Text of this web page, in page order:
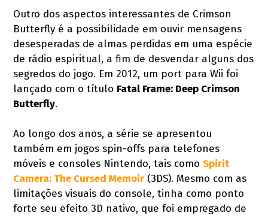
Outro dos aspectos interessantes de Crimson
Butterfly é a possibilidade em ouvir mensagens
desesperadas de almas perdidas em uma espécie
de rádio espiritual, a fim de desvendar alguns dos
segredos do jogo. Em 2012, um port para Wii foi
lançado com o título Fatal Frame: Deep Crimson
Butterfly.
Ao longo dos anos, a série se apresentou
também em jogos spin-offs para telefones
móveis e consoles Nintendo, tais comoSpirit
Camera: The Cursed Memoir (3DS). Mesmo com as
limitações visuais do console, tinha como ponto
forte seu efeito 3D nativo, que foi empregado de